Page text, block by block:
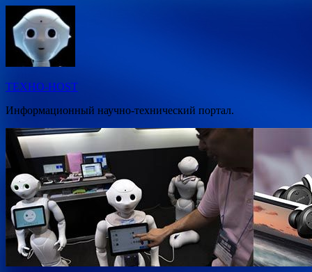
Перейти
содержимому
ТЕХНО-HOST
Информационный научно-технический портал.